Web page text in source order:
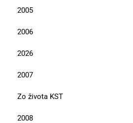
2005
2006
2026
2007
Zo života KST
2008